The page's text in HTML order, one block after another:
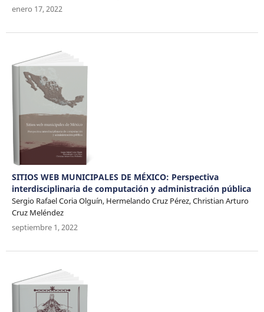
enero 17, 2022
SITIOS WEB MUNICIPALES DE MÉXICO: Perspectiva
interdisciplinaria de computación y administración pública
Sergio Rafael Coria Olguín, Hermelando Cruz Pérez, Christian Arturo
Cruz Meléndez
septiembre 1, 2022